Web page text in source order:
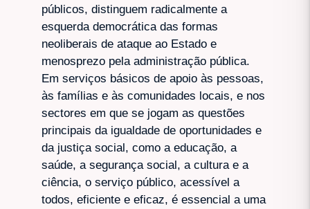
públicos, distinguem radicalmente a
esquerda democrática das formas
neoliberais de ataque ao Estado e
menosprezo pela administração pública.
Em serviços básicos de apoio às pessoas,
às famílias e às comunidades locais, e nos
sectores em que se jogam as questões
principais da igualdade de oportunidades e
da justiça social, como a educação, a
saúde, a segurança social, a cultura e a
ciência, o serviço público, acessível a
todos, eficiente e eficaz, é essencial a uma